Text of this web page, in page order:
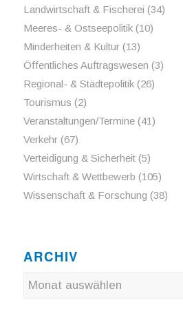
Landwirtschaft & Fischerei (34)
Meeres- & Ostseepolitik(10)
Minderheiten & Kultur(13)
Öffentliches Auftragswesen (3)
Regional- & Städtepolitik(26)
Tourismus (2)
Veranstaltungen/Termine(41)
Verkehr(67)
Verteidigung & Sicherheit(5)
Wirtschaft & Wettbewerb (105)
Wissenschaft & Forschung (38)
ARCHIV